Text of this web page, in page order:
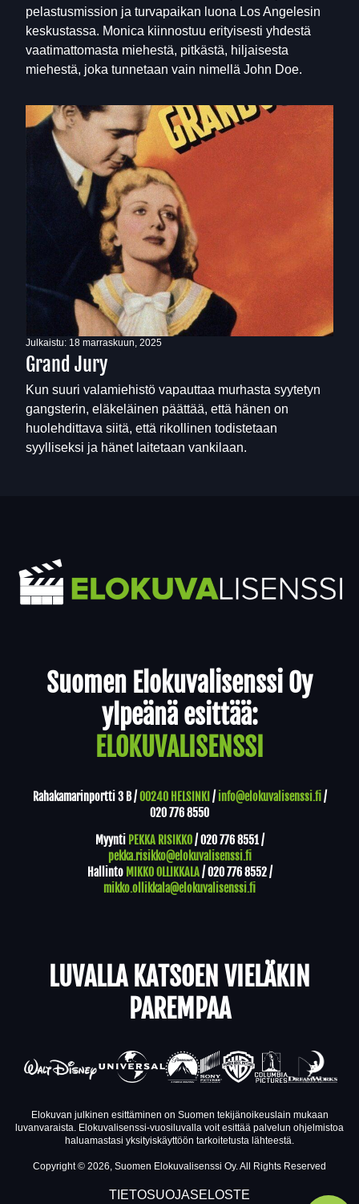
pelastusmission ja turvapaikan luona Los Angelesin
keskustassa. Monica kiinnostuu erityisesti yhdestä
vaatimattomasta miehestä, pitkästä, hiljaisesta
miehestä, joka tunnetaan vain nimellä John Doe.
Julkaistu: 18 marraskuun, 2025
Grand Jury
Kun suuri valamiehistö vapauttaa murhasta syytetyn
gangsterin, eläkeläinen päättää, että hänen on
huolehdittava siitä, että rikollinen todistetaan
syylliseksi ja hänet laitetaan vankilaan.
Suomen Elokuvalisenssi Oy
ylpeänä esittää:
ELOKUVALISENSSI
Rahakamarinportti 3 B /00240 HELSINKI / info@elokuvalisenssi.fi/
020 776 8550
Myynti PEKKA RISIKKO/020 776 8551/
pekka.risikko@elokuvalisenssi.fi
Hallinto MIKKO OLLIKKALA/020 776 8552/
mikko.ollikkala@elokuvalisenssi.fi
LUVALLA KATSOEN VIELÄKIN
PAREMPAA
Elokuvan julkinen esittäminen on Suomen tekijänoikeuslain mukaan
luvanvaraista. Elokuvalisenssi-vuosiluvalla voit esittää palvelun ohjelmistoa
haluamastasi yksityiskäyttöön tarkoitetusta lähteestä.
Copyright © 2026, Suomen Elokuvalisenssi Oy. All Rights Reserved
TIETOSUOJASELOSTE